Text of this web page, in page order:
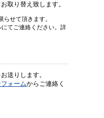
取り替え致します。
せて頂きます。
てご連絡ください。詳
送りします。
ォームからご連絡く